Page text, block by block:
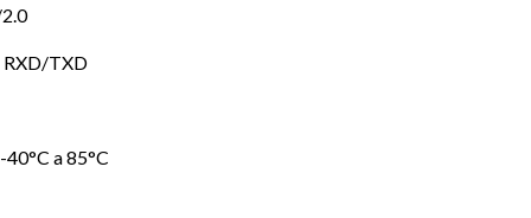
RXD/TXD
a 85°C